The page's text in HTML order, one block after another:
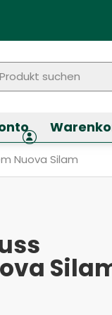
suchen
Nuova Silam
Nuova Silam